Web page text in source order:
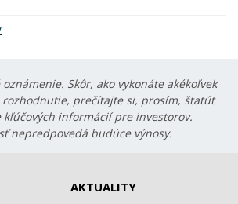
Skôr, ako vykonáte akékoľvek
rozhodnutie, prečítajte si, prosím, štatút
informácií pre investorov.
nepredpovedá budúce výnosy.
AKTUALITY